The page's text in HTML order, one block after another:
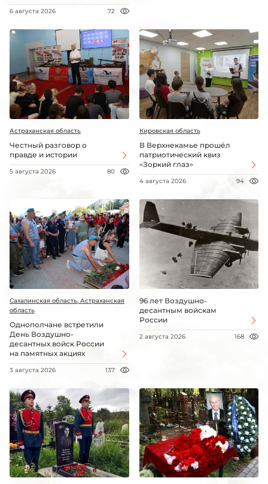
6 августа 2026 72
Астраханская область
Честный разговор о
правде и истории
5 августа 2026 80
Кировская область
В Верхнекамье прошёл
патриотический квиз
«Зоркий глаз»
4 августа 2026 94
Сахалинская область, Астраханская
область
Однополчане встретили
День Воздушно-
десантных войск России
на памятных акциях
3 августа 2026 137
96 лет Воздушно-
десантным войскам
России
2 августа 2026 168